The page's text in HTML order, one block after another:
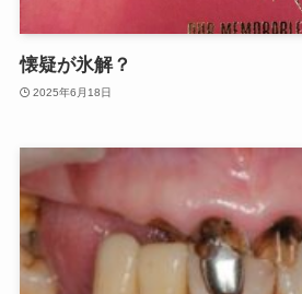
懐疑が氷解？
2025年6月18日